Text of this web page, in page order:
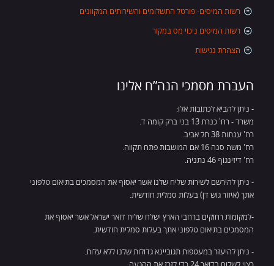
רשות המיסים- פורטל התשלומים והשירותים המקוונים
רשות המיסים ניכוי מס במקור
הצהרת נגישות
העברת מסמכי הנה”ח אלינו
- ניתן להביא לכתובות אלו:
משרד - רח' כנרת 13 בני ברק קומה ד.
רח' ענתות 38 תל אביב.
רח' משה סנה 16 אם המושבות פתח תקווה.
רח' דיזינגוף 46 נתניה.
- ניתן להירשם לשירות שליח שלנו אשר יאסוף את המסמכים בתיאום טלפוני
אתך (איזור גוש דן) בעלות סמלית חודשית.
-למקומות רחוקים ברחבי הארץ ישלח שליח דואר ישראל אשר יאסוף את
המסמכים בתיאום טלפוני אתך בעלות סמלית חודשית.
- ניתן להיעזר במעטפות תגוביינא גדולות שלנו ללא עלות.